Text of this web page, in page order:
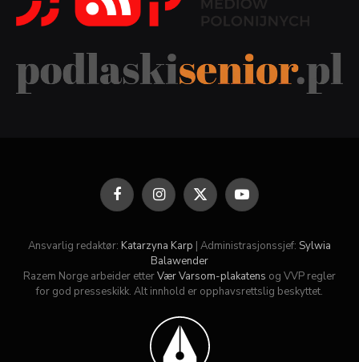
FacebookInstagram
X
(Twitter)
YouTube
Ansvarlig redaktør: Katarzyna Karp | Administrasjonssjef: Sylwia
Balawender
Razem Norge arbeider etterVær Varsom-plakatens og VVP regler
for god presseskikk. Alt innhold er opphavsrettslig beskyttet.